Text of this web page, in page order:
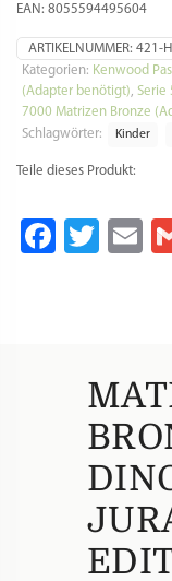
EAN: 8055594495604
ARTIKELNUMMER: 421-
Kategorien: Kenwood
(Adapter benötigt) Serie
7000 Matrizen Bronze
Schlagwörter:
Kinder
Teile dieses Produkt: